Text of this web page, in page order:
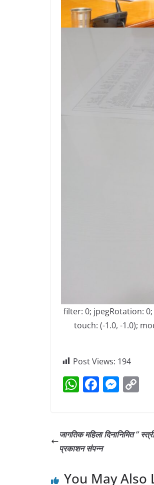
filter: 0; jpegRotation:
touch: (-1.0, -1.0);
Post Views: 194
W
s
A
p
F
e
b
o
M
e
er
y
k
जागतिक महिला दिनानिमित ”
प्रकाशन संपन्न
You May Also